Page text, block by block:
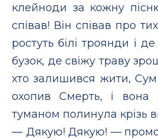
клейноди за кожну
співав! Він співав про
ростуть білі троянди і
бузок, де свіжу траву
хто залишився жити,
охопив Смерть, і вона
туманом полинула крізь
— Дякую! Дякую! —